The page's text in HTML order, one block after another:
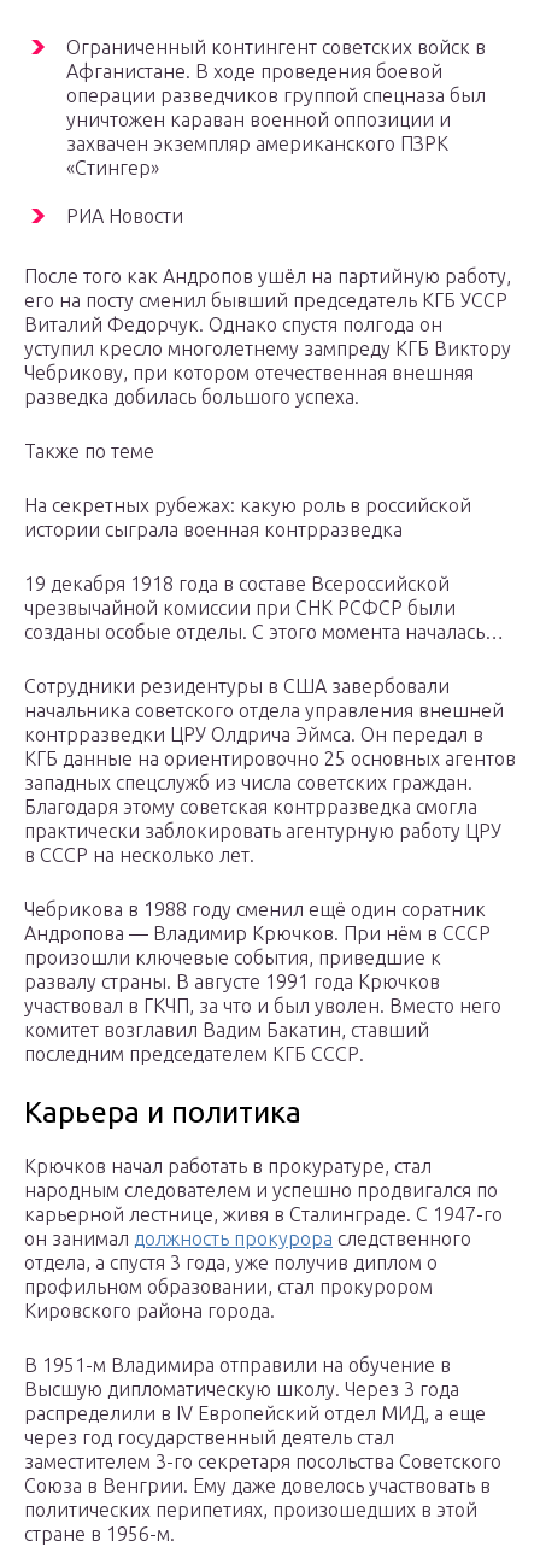
Ограниченный контингент советских войск в
Афганистане. В ходе проведения боевой
операции разведчиков группой спецназа был
уничтожен караван военной оппозиции и
захвачен экземпляр американского ПЗРК
«Стингер»
РИА Новости
После того как Андропов ушёл на партийную работу,
его на посту сменил бывший председатель КГБ УССР
Виталий Федорчук. Однако спустя полгода он
уступил кресло многолетнему зампреду КГБ Виктору
Чебрикову, при котором отечественная внешняя
разведка добилась большого успеха.
Также по теме
На секретных рубежах: какую роль в российской
истории сыграла военная контрразведка
19 декабря 1918 года в составе Всероссийской
чрезвычайной комиссии при СНК РСФСР были
созданы особые отделы. С этого момента началась…
Сотрудники резидентуры в США завербовали
начальника советского отдела управления внешней
контрразведки ЦРУ Олдрича Эймса. Он передал в
КГБ данные на ориентировочно 25 основных агентов
западных спецслужб из числа советских граждан.
Благодаря этому советская контрразведка смогла
практически заблокировать агентурную работу ЦРУ
в СССР на несколько лет.
Чебрикова в 1988 году сменил ещё один соратник
Андропова — Владимир Крючков. При нём в СССР
произошли ключевые события, приведшие к
развалу страны. В августе 1991 года Крючков
участвовал в ГКЧП, за что и был уволен. Вместо него
комитет возглавил Вадим Бакатин, ставший
последним председателем КГБ СССР.
Карьера и политика
Крючков начал работать в прокуратуре, стал
народным следователем и успешно продвигался по
карьерной лестнице, живя в Сталинграде. С 1947-го
он занимал должность прокурора следственного
отдела, а спустя 3 года, уже получив диплом о
профильном образовании, стал прокурором
Кировского района города.
В 1951-м Владимира отправили на обучение в
Высшую дипломатическую школу. Через 3 года
распределили в IV Европейский отдел МИД, а еще
через год государственный деятель стал
заместителем 3-го секретаря посольства Советского
Союза в Венгрии. Ему даже довелось участвовать в
политических перипетиях, произошедших в этой
стране в 1956-м.